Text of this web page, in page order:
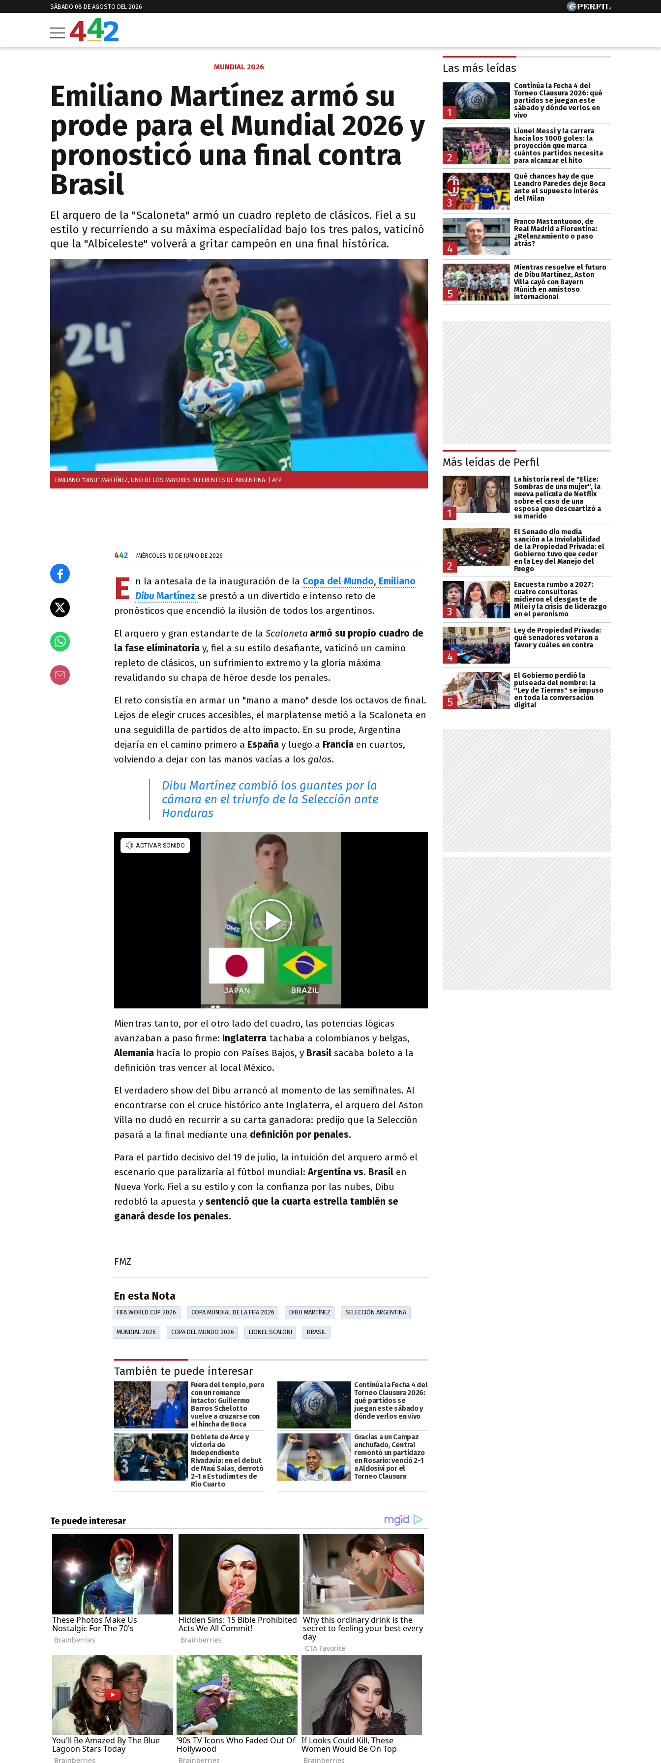
SÁBADO 08 DE AGOSTO DEL 2026
MUNDIAL 2026
Emiliano Martínez armó su
prode para el Mundial 2026 y
pronosticó una final contra
Brasil
El arquero de la "Scaloneta" armó un cuadro repleto de clásicos. Fiel a su
estilo y recurriendo a su máxima especialidad bajo los tres palos, vaticinó
que la "Albiceleste" volverá a gritar campeón en una final histórica.
EMILIANO "DIBU" MARTÍNEZ, UNO DE LOS MAYORES REFERENTES DE ARGENTINA. | AFP
442 MIÉRCOLES 10 DE JUNIO DE 2026
E n la antesala de la inauguración de la Copa del Mundo, Emiliano
DibuMartínez se prestó a un divertido e intenso reto de
pronósticos que encendió la ilusión de todos los argentinos.
El arquero y gran estandarte de la Scaloneta armó su propio cuadro de
la fase eliminatoria y, fiel a su estilo desafiante, vaticinó un camino
repleto de clásicos, un sufrimiento extremo y la gloria máxima
revalidando su chapa de héroe desde los penales.
El reto consistía en armar un "mano a mano" desde los octavos de final.
Lejos de elegir cruces accesibles, el marplatense metió a la Scaloneta en
una seguidilla de partidos de alto impacto. En su prode, Argentina
dejaría en el camino primero a España y luego a Francia en cuartos,
volviendo a dejar con las manos vacías a los galos.
Dibu Martínez cambió los guantes por la
cámara en el triunfo de la Selección ante
Honduras
Mientras tanto, por el otro lado del cuadro, las potencias lógicas
avanzaban a paso firme: Inglaterra tachaba a colombianos y belgas,
Alemania hacía lo propio con Países Bajos, y Brasil sacaba boleto a la
definición tras vencer al local México.
El verdadero show del Dibu arrancó al momento de las semifinales. Al
encontrarse con el cruce histórico ante Inglaterra, el arquero del Aston
Villa no dudó en recurrir a su carta ganadora: predijo que la Selección
pasará a la final mediante una definición por penales.
Para el partido decisivo del 19 de julio, la intuición del arquero armó el
escenario que paralizaría al fútbol mundial:Argentina vs. Brasil en
Nueva York. Fiel a su estilo y con la confianza por las nubes, Dibu
redobló la apuesta y sentenció que la cuarta estrella también se
ganará desde los penales.
FMZ
En esta Nota
FIFA WORLD CUP 2026 COPA MUNDIAL DE LA FIFA 2026 DIBU MARTÍNEZ SELECCIÓN ARGENTINA
MUNDIAL 2026 COPA DEL MUNDO 2026 LIONEL SCALONI BRASIL
También te puede interesar
Fuera del templo, pero
con un romance
intacto: Guillermo
Barros Schelotto
vuelve a cruzarse con
el hincha de Boca
Continúa la Fecha 4 del
Torneo Clausura 2026:
qué partidos se
juegan este sábado y
dónde verlos en vivo
Doblete de Arce y
victoria de
Independiente
Rivadavia: en el debut
de Maxi Salas, derrotó
2-1 a Estudiantes de
Río Cuarto
Gracias a un Campaz
enchufado, Central
remontó un partidazo
en Rosario: venció 2-1
a Aldosivi por el
Torneo Clausura
Las más leídas
1
Continúa la Fecha 4 del
Torneo Clausura 2026: qué
partidos se juegan este
sábado y dónde verlos en
vivo
2
Lionel Messi y la carrera
hacia los 1000 goles: la
proyección que marca
cuántos partidos necesita
para alcanzar el hito
3
Qué chances hay de que
Leandro Paredes deje Boca
ante el supuesto interés
del Milan
4
Franco Mastantuono, de
Real Madrid a Fiorentina:
¿Relanzamiento o paso
atrás?
5
Mientras resuelve el futuro
de Dibu Martínez, Aston
Villa cayó con Bayern
Múnich en amistoso
internacional
Más leídas de Perfil
1
La historia real de "Elize:
Sombras de una mujer", la
nueva película de Netflix
sobre el caso de una
esposa que descuartizó a
su marido
2
El Senado dio media
sanción a la Inviolabilidad
de la Propiedad Privada: el
Gobierno tuvo que ceder
en la Ley del Manejo del
Fuego
3
Encuesta rumbo a 2027:
cuatro consultoras
midieron el desgaste de
Milei y la crisis de liderazgo
en el peronismo
4
Ley de Propiedad Privada:
qué senadores votaron a
favor y cuáles en contra
5
El Gobierno perdió la
pulseada del nombre: la
"Ley de Tierras" se impuso
en toda la conversación
digital